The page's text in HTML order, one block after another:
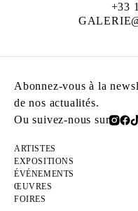
+33
Abonnez-vous à la
de nos actualités.
Ou suivez-nous sur
ARTISTES
EXPOSITIONS
ÉVÉNEMENTS
ŒUVRES
FOIRES